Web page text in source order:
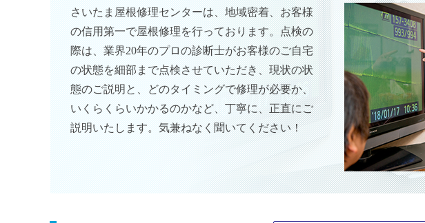
さいたま屋根修理センターは、地域密着、お客様
の信用第一で屋根修理を行っております。点検の
際は、業界20年のプロの診断士がお客様のご自宅
の状態を細部まで点検させていただき、現状の状
態のご説明と、どのタイミングで修理が必要か、
いくらくらいかかるのかなど、丁寧に、正直にご
説明いたします。気兼ねなく聞いてください！